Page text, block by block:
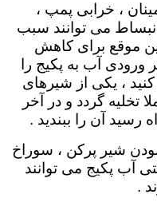
، خرابی پمپ ،
می ‌توانند سبب
موقع برای کاهش
ورودی آب به پکیج را
کنید ، یکی از شیرهای
تخلیه گردد و در آخر
رسید آن را ببندید .
شیر پرکن ، سوراخ
آب پکیج می ‌توانند
.